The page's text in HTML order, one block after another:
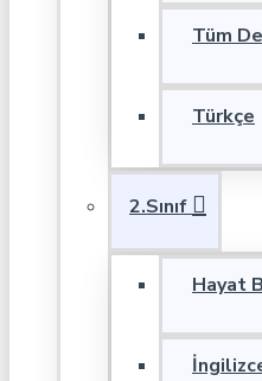
Tüm
Türkçe
2.Sınıf
Hayat